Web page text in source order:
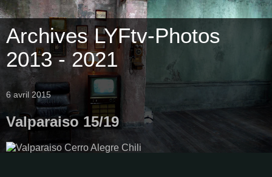
Archives LYFtv-Photos
2013 - 2021
6 avril 2015
Valparaiso 15/19